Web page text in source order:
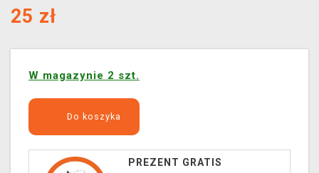
25 zł
W magazynie 2 szt.
Do koszyka
PREZENT GRATIS